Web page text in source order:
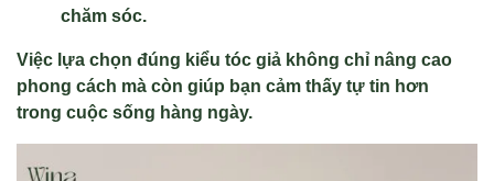
chăm sóc.
Việc lựa chọn đúng kiểu tóc giả không chỉ nâng cao
phong cách mà còn giúp bạn cảm thấy tự tin hơn
trong cuộc sống hàng ngày.